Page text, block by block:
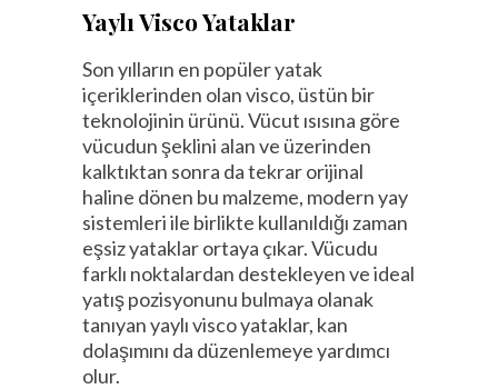
Yaylı Visco Yataklar
Son yılların en popüler yatak
içeriklerinden olan visco, üstün bir
teknolojinin ürünü. Vücut ısısına göre
vücudun şeklini alan ve üzerinden
kalktıktan sonra da tekrar orijinal
haline dönen bu malzeme, modern yay
sistemleri ile birlikte kullanıldığı zaman
eşsiz yataklar ortaya çıkar. Vücudu
farklı noktalardan destekleyen ve ideal
yatış pozisyonunu bulmaya olanak
tanıyan yaylı visco yataklar, kan
dolaşımını da düzenlemeye yardımcı
olur.